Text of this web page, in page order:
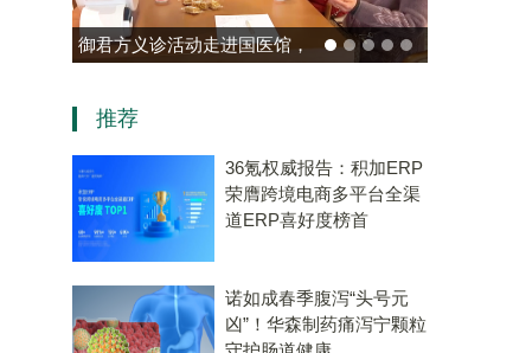
御君方义诊活动走进国医馆，
会客厅”成健康新地标
推荐
36氪权威报告：积加ERP
荣膺跨境电商多平台全渠
道ERP喜好度榜首
诺如成春季腹泻“头号元
凶”！华森制药痛泻宁颗粒